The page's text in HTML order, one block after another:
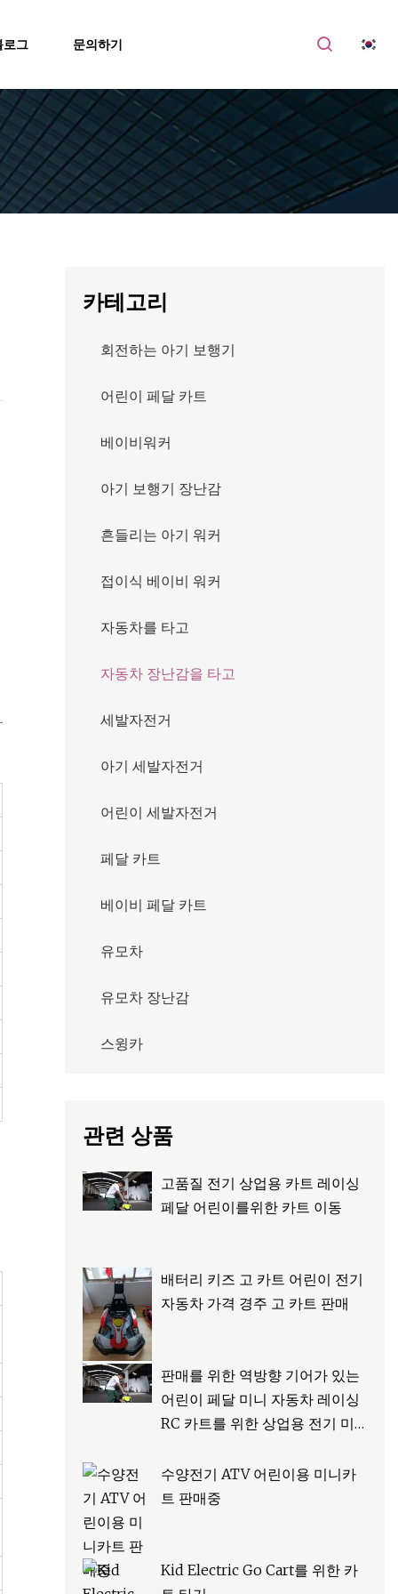
로그 문의하기
카테고리
회전하는 아기 보행기
어린이 페달 카트
베이비워커
아기 보행기 장난감
흔들리는 아기 워커
접이식 베이비 워커
자동차를 타고
자동차 장난감을 타고
세발자전거
아기 세발자전거
어린이 세발자전거
페달 카트
베이비 페달 카트
유모차
유모차 장난감
스윙카
관련 상품
고품질 전기 상업용 카트 레이싱
페달 어린이를위한 카트 이동
배터리 키즈 고 카트 어린이 전기
자동차 가격 경주 고 카트 판매
판매를 위한 역방향 기어가 있는
어린이 페달 미니 자동차 레이싱
RC 카트를 위한 상업용 전기 미
수양전기 ATV 어린이용 미니카
트 판매중
Kid Electric Go Cart를 위한 카